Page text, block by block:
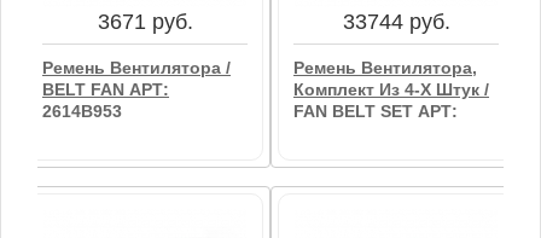
3671 руб.
Ремень Вентилятора /
BELT FAN АРТ:
2614B953
33744 руб.
Ремень Вентилятора,
Комплект Из 4-Х Штук /
FAN BELT SET АРТ: